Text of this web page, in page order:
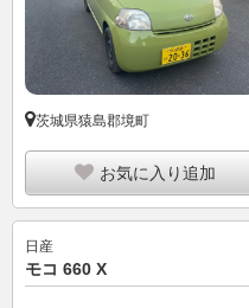
茨城県猿島郡境町
お気に入り追加
日産
モコ 660 X